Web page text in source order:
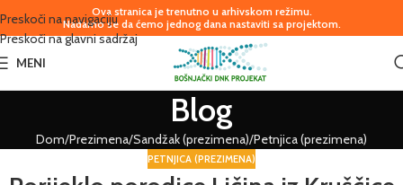
Preskoči na navigaciju
Preskoči na glavni sadržaj
Ova stranica je trenutno u arhivskom režimu.
Nadamo se da ćemo jednog dana nastaviti sa projektom.
MENI
Blog
Dom Prezimena Sandžak (prezimena) Petnjica (prezimena)
PETNJICA (PREZIMENA)